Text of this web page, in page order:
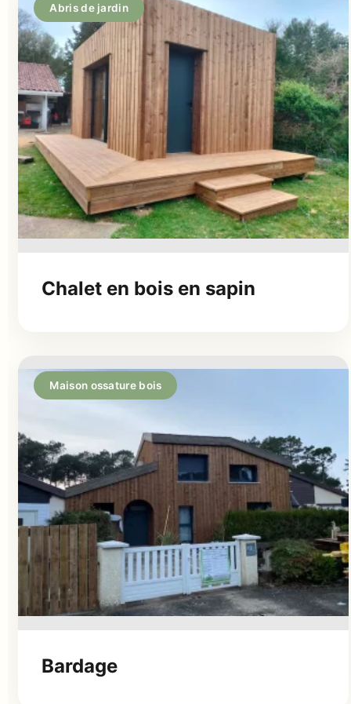
Abris de jardin
Chalet en bois en sapin
Maison ossature bois
Bardage